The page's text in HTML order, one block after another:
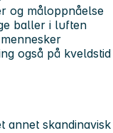
og måloppnåelse
baller i luften
også på kveldstid
annet skandinavisk